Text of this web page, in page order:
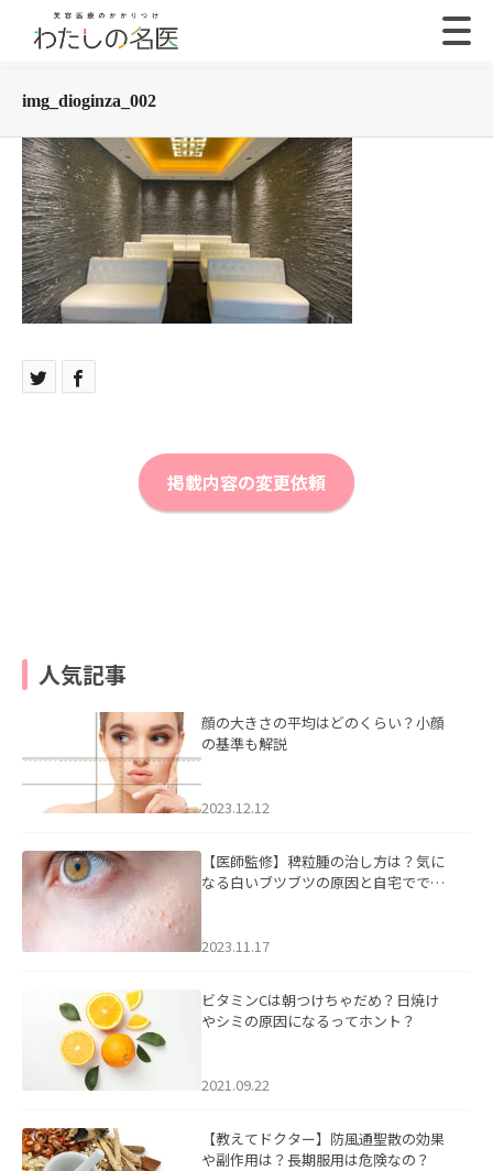
img_dioginza_002
掲載内容の変更依頼
人気記事
顔の大きさの平均はどのくらい？小顔
の基準も解説
2023.12.12
【医師監修】稗粒腫の治し方は？気に
なる白いブツブツの原因と自宅ででき
2023.11.17
ビタミンCは朝つけちゃだめ？日焼け
やシミの原因になるってホント？
2021.09.22
【教えてドクター】防風通聖散の効果
や副作用は？長期服用は危険なの？